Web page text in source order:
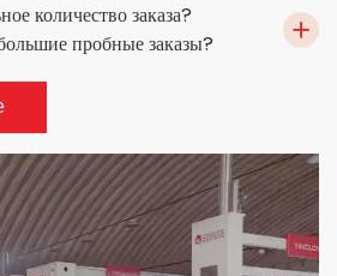
количество заказа?
пробные заказы?